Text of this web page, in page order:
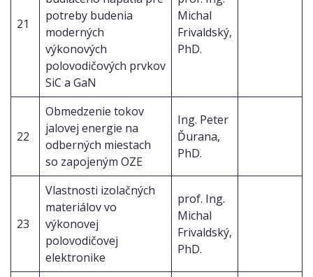
21
potreby budenia
moderných
výkonových
polovodičových prvkov
SiC a GaN
Michal
Frivaldský,
PhD.
22
Obmedzenie tokov
jalovej energie na
odberných miestach
so zapojeným OZE
Ing. Peter
Ďurana,
PhD.
23
Vlastnosti izolačných
materiálov vo
výkonovej
polovodičovej
elektronike
prof. Ing.
Michal
Frivaldský,
PhD.